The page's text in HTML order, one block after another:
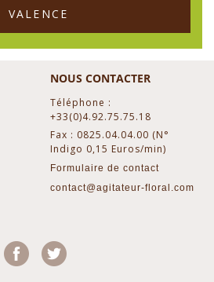
VALENCE
NOUS CONTACTER
Téléphone :
+33(0)4.92.75.75.18
Fax : 0825.04.04.00 (N°
Indigo 0,15 Euros/min)
Formulaire de contact
contact@agitateur-floral.com
Facebook